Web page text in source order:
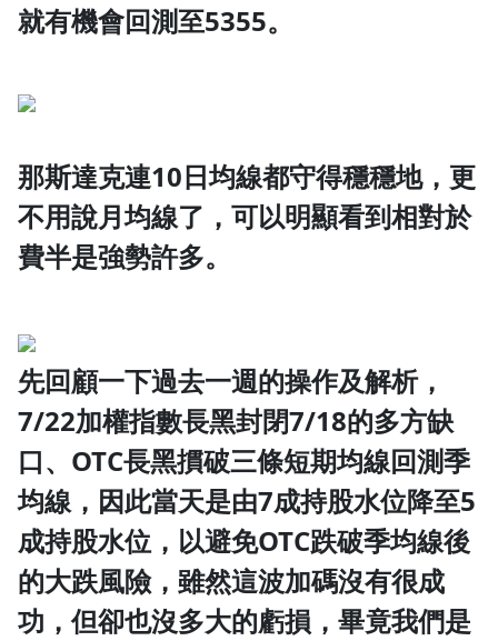
就有機會回測至5355。
那斯達克連10日均線都守得穩穩地，更
不用說月均線了，可以明顯看到相對於
費半是強勢許多。
先回顧一下過去一週的操作及解析，
7/22加權指數長黑封閉7/18的多方缺
口、OTC長黑摜破三條短期均線回測季
均線，因此當天是由7成持股水位降至5
成持股水位，以避免OTC跌破季均線後
的大跌風險，雖然這波加碼沒有很成
功，但卻也沒多大的虧損，畢竟我們是